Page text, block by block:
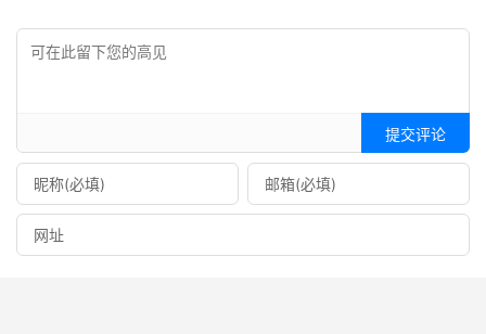
提交评论